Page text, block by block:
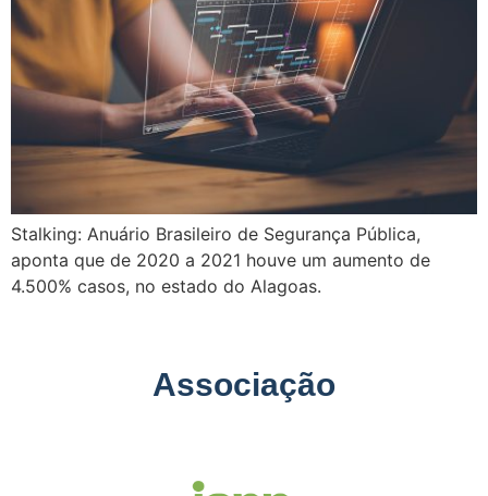
Stalking: Anuário Brasileiro de Segurança Pública,
aponta que de 2020 a 2021 houve um aumento de
4.500% casos, no estado do Alagoas.
Associação